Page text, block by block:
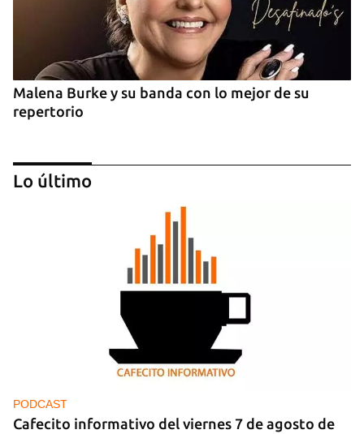
Malena Burke y su banda con lo mejor de su
repertorio
Arturo Sandoval en concierto junto a Chucho
Lo último
PODCAST
Cafecito informativo del viernes 7 de agosto de